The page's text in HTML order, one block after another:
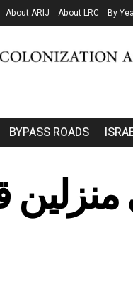
About ARIJ About LRC By
BYPASS ROADS